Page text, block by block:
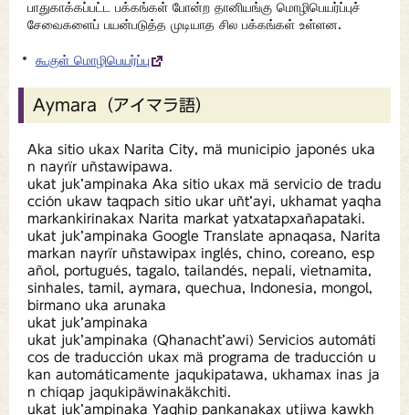
பாதுகாக்கப்பட்ட பக்கங்கள் போன்ற தானியங்கு மொழிபெயர்ப்புச்
சேவைகளைப் பயன்படுத்த முடியாத சில பக்கங்கள் உள்ளன.
கூகுள் மொழிபெயர்ப்பு
Aymara（アイマラ語）
Aka sitio ukax Narita City, mä municipio japonés uka
n nayrïr uñstawipawa.
ukat juk’ampinaka Aka sitio ukax mä servicio de tradu
cción ukaw taqpach sitio ukar uñt’ayi, ukhamat yaqha
markankirinakax Narita markat yatxatapxañapataki.
ukat juk’ampinaka Google Translate apnaqasa, Narita
markan nayrïr uñstawipax inglés, chino, coreano, esp
añol, portugués, tagalo, tailandés, nepalí, vietnamita,
sinhales, tamil, aymara, quechua, Indonesia, mongol,
birmano uka arunaka
ukat juk’ampinaka
ukat juk’ampinaka (Qhanacht’awi) Servicios automáti
cos de traducción ukax mä programa de traducción u
kan automáticamente jaqukipatawa, ukhamax inas ja
n chiqap jaqukipäwinakäkchiti.
ukat juk’ampinaka Yaqhip pankanakax utjiwa kawkh